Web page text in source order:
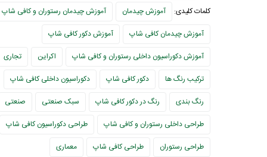
کلمات کلیدی: آموزش چیدمان
آموزش چیدمان رستوران و کافی شاپ
آموزش چیدمان کافی شاپ
آموزش دکور کافی شاپ
آموزش دکوراسیون داخلی رستوران و کافی شاپ
اکراین
تجاری
ترکیب رنگ ها
دکور کافی شاپ
دکوراسیون داخلی کافی شاپ
رنگ بندی
رنگ در دکور کافی شاپ سبک صنعتی
صنعتی
طراحی داخلی رستوران و کافی شاپ
طراحی دکوراسیون کافی شاپ
طراحی رستوران
طراحی کافی شاپ معماری